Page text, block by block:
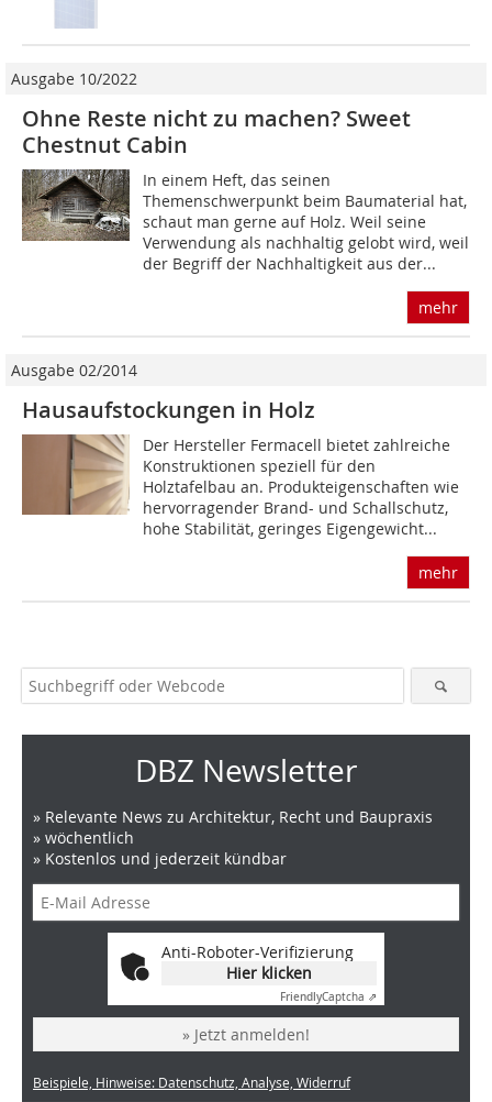
Ausgabe 10/2022
Ohne Reste nicht zu machen? Sweet
Chestnut Cabin
In einem Heft, das seinen
Themenschwerpunkt beim Baumaterial hat,
schaut man gerne auf Holz. Weil seine
Verwendung als nachhaltig gelobt wird, weil
der Begriff der Nachhaltigkeit aus der...
mehr
Ausgabe 02/2014
Hausaufstockungen in Holz
Der Hersteller Fermacell bietet zahlreiche
Konstruktionen speziell für den
Holztafelbau an. Produkteigenschaften wie
hervorragender Brand- und Schallschutz,
hohe Stabilität, geringes Eigengewicht...
mehr
DBZ Newsletter
» Relevante News zu Architektur, Recht und Baupraxis
» wöchentlich
» Kostenlos und jederzeit kündbar
Anti-Roboter-Verifizierung
Hier klicken
FriendlyCaptcha ⇗
» Jetzt anmelden!
Beispiele, Hinweise: Datenschutz, Analyse, Widerruf